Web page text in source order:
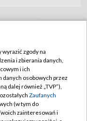
zgody na
i zbierania danych,
i ich
danych osobowych przez
dalej również „TVP”),
Zaufanych
(w tym do
zainteresowań i